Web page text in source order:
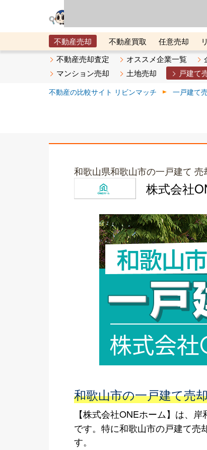
不動産売却 不動産買取 任意売却
メタ住宅展示場
ベスト不動産カンパニー
不動産売却査定 オススメ企業一覧
マンション売却
土地売却 戸建て
不動産の比較サイト リビンマッチ 一戸建て
和歌山県和歌山市の一戸建て 売
株式会社
和歌山市の一戸建て売
【株式会社ONEホーム】は、
です。特に和歌山市の戸建て売
す。